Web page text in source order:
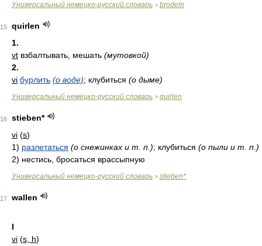
Универсальный немецко-русский словарь > brodeln
15
quirlen
1.
vt взбалтывать, мешать (мутовкой)
2.
vi бурлить (о воде); клубиться (о дыме)
Универсальный немецко-русский словарь > quirlen
16
stieben*
vi (s)
1) разлетаться (о снежинках и т. п.); клубиться (о пыли и т. п.)
2) нестись, бросаться врассыпную
Универсальный немецко-русский словарь > stieben*
17 wallen
I
vi (s, h)